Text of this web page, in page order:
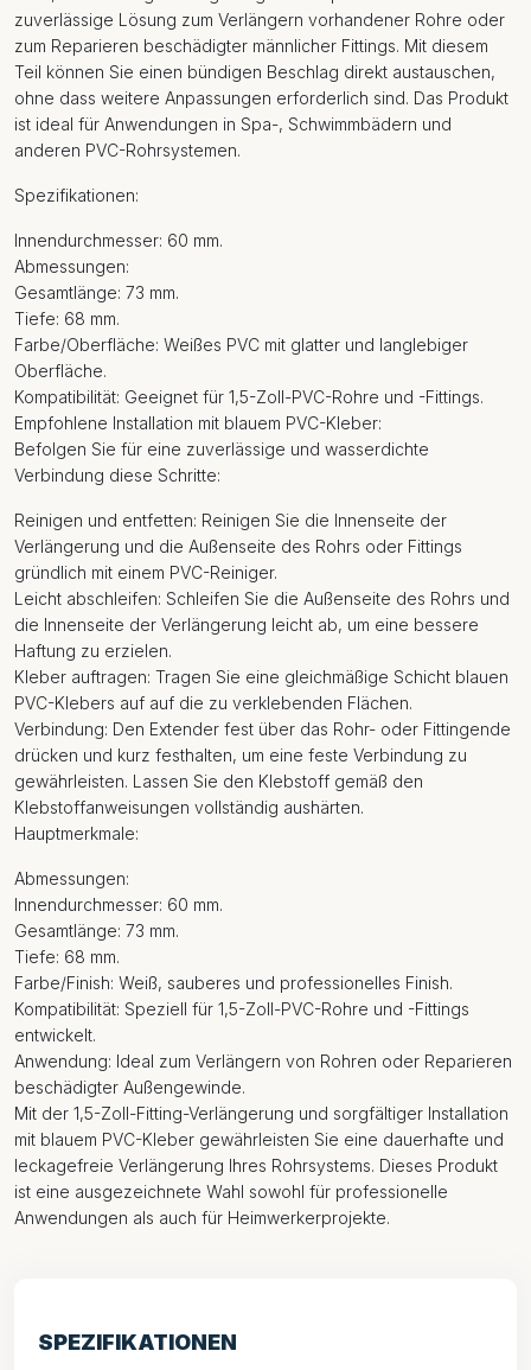
zuverlässige Lösung zum Verlängern vorhandener Rohre oder
zum Reparieren beschädigter männlicher Fittings. Mit diesem
Teil können Sie einen bündigen Beschlag direkt austauschen,
ohne dass weitere Anpassungen erforderlich sind. Das Produkt
ist ideal für Anwendungen in Spa-, Schwimmbädern und
anderen PVC-Rohrsystemen.
Spezifikationen:
Innendurchmesser: 60 mm.
Abmessungen:
Gesamtlänge: 73 mm.
Tiefe: 68 mm.
Farbe/Oberfläche: Weißes PVC mit glatter und langlebiger
Oberfläche.
Kompatibilität: Geeignet für 1,5-Zoll-PVC-Rohre und -Fittings.
Empfohlene Installation mit blauem PVC-Kleber:
Befolgen Sie für eine zuverlässige und wasserdichte
Verbindung diese Schritte:
Reinigen und entfetten: Reinigen Sie die Innenseite der
Verlängerung und die Außenseite des Rohrs oder Fittings
gründlich mit einem PVC-Reiniger.
Leicht abschleifen: Schleifen Sie die Außenseite des Rohrs und
die Innenseite der Verlängerung leicht ab, um eine bessere
Haftung zu erzielen.
Kleber auftragen: Tragen Sie eine gleichmäßige Schicht blauen
PVC-Klebers auf auf die zu verklebenden Flächen.
Verbindung: Den Extender fest über das Rohr- oder Fittingende
drücken und kurz festhalten, um eine feste Verbindung zu
gewährleisten. Lassen Sie den Klebstoff gemäß den
Klebstoffanweisungen vollständig aushärten.
Hauptmerkmale:
Abmessungen:
Innendurchmesser: 60 mm.
Gesamtlänge: 73 mm.
Tiefe: 68 mm.
Farbe/Finish: Weiß, sauberes und professionelles Finish.
Kompatibilität: Speziell für 1,5-Zoll-PVC-Rohre und -Fittings
entwickelt.
Anwendung: Ideal zum Verlängern von Rohren oder Reparieren
beschädigter Außengewinde.
Mit der 1,5-Zoll-Fitting-Verlängerung und sorgfältiger Installation
mit blauem PVC-Kleber gewährleisten Sie eine dauerhafte und
leckagefreie Verlängerung Ihres Rohrsystems. Dieses Produkt
ist eine ausgezeichnete Wahl sowohl für professionelle
Anwendungen als auch für Heimwerkerprojekte.
SPEZIFIKATIONEN